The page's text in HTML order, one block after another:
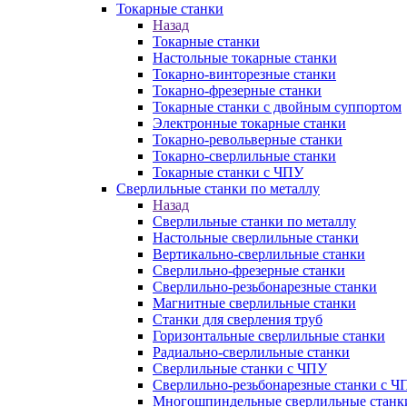
Токарные станки
Назад
Токарные станки
Настольные токарные станки
Токарно-винторезные станки
Токарно-фрезерные станки
Токарные станки с двойным суппортом
Электронные токарные станки
Токарно-револьверные станки
Токарно-сверлильные станки
Токарные станки с ЧПУ
Сверлильные станки по металлу
Назад
Сверлильные станки по металлу
Настольные сверлильные станки
Вертикально-сверлильные станки
Сверлильно-фрезерные станки
Сверлильно-резьбонарезные станки
Магнитные сверлильные станки
Станки для сверления труб
Горизонтальные сверлильные станки
Радиально-сверлильные станки
Сверлильные станки с ЧПУ
Сверлильно-резьбонарезные станки с
Многошпиндельные сверлильные